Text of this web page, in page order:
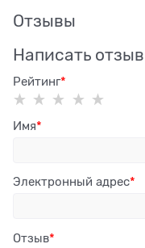
Отзывы
Написать отзыв
Рейтинг
Имя
Электронный адрес
Отзыв